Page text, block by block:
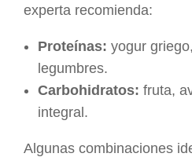
experta recomienda:
Proteínas: yogur
legumbres.
Carbohidratos: fruta,
integral.
Algunas combinaciones